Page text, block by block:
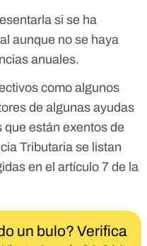
si se ha
aunque no se haya
anuales.
como algunos
de algunas ayudas
que están exentos de
Tributaria se listan
en el artículo 7 de la
un bulo? Verifica